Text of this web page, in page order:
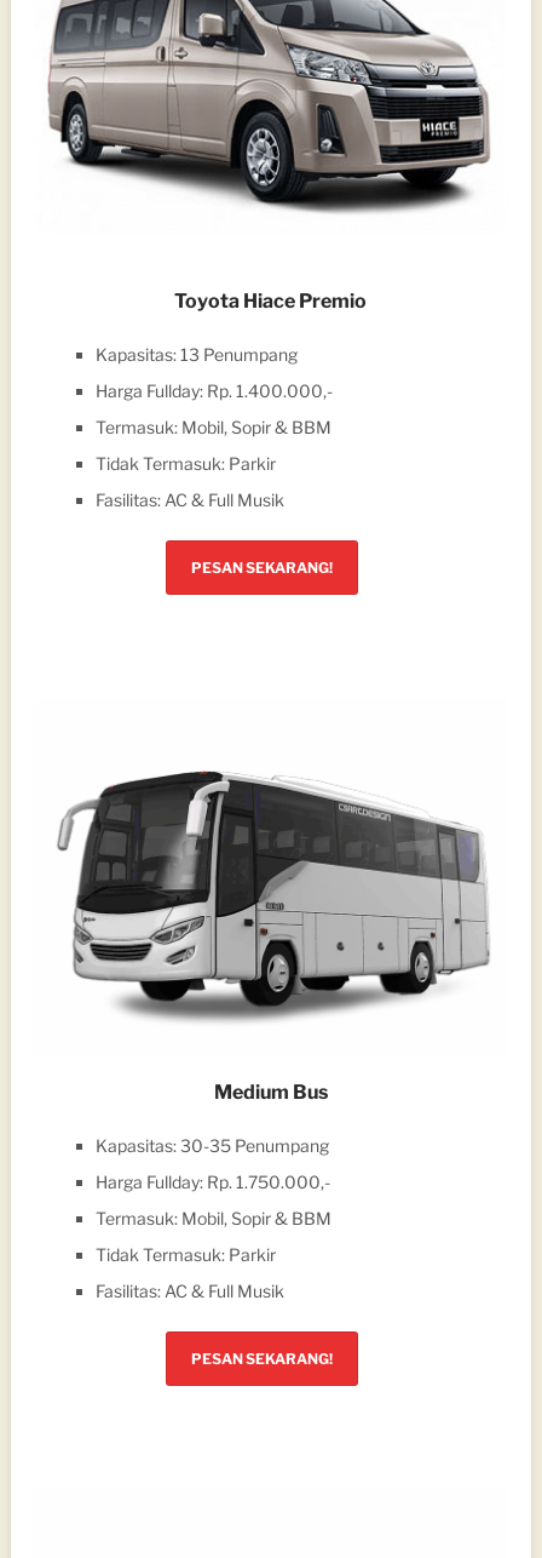
Toyota Hiace Premio
Kapasitas: 13 Penumpang
Harga Fullday: Rp. 1.400.000,-
Termasuk: Mobil, Sopir & BBM
Tidak Termasuk: Parkir
Fasilitas: AC & Full Musik
PESAN SEKARANG!
Medium Bus
Kapasitas: 30-35 Penumpang
Harga Fullday: Rp. 1.750.000,-
Termasuk: Mobil, Sopir & BBM
Tidak Termasuk: Parkir
Fasilitas: AC & Full Musik
PESAN SEKARANG!